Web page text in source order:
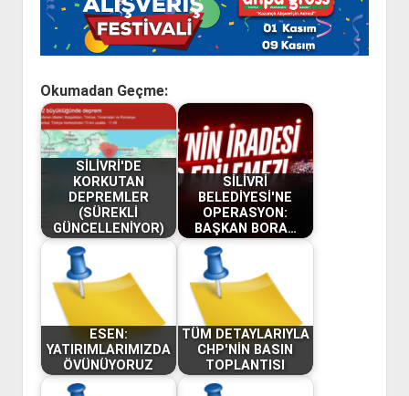
Okumadan Geçme:
SİLİVRİ'DE
KORKUTAN
DEPREMLER
(SÜREKLİ
GÜNCELLENİYOR)
SİLİVRİ
BELEDİYESİ'NE
OPERASYON:
BAŞKAN BORA…
ESEN:
YATIRIMLARIMIZDA
ÖVÜNÜYORUZ
TÜM DETAYLARIYLA
CHP'NİN BASIN
TOPLANTISI